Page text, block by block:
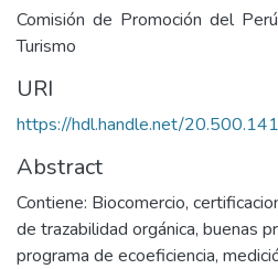
Comisión de Promoción del
Turismo
URI
https://hdl.handle.net/
Abstract
Contiene: Biocomercio,
de trazabilidad orgánica, buenas
programa de ecoeficiencia,